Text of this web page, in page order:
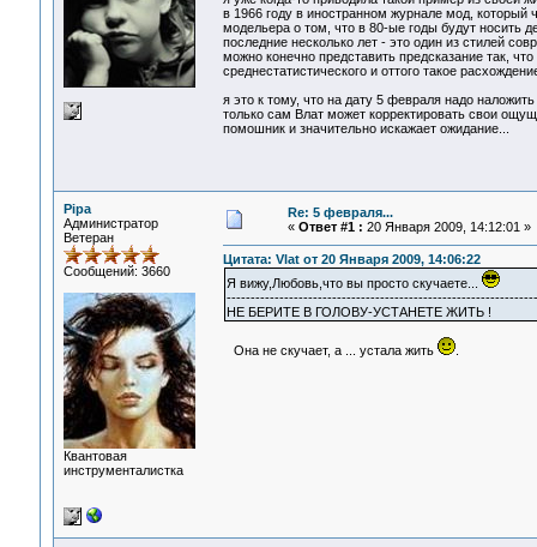
в 1966 году в иностранном журнале мод, который
модельера о том, что в 80-ые годы будут носить
последние несколько лет - это один из стилей
можно конечно представить предсказание так,
среднестатистического и оттого такое
я это к тому, что на дату 5 февраля надо
только сам Влат может корректировать свои
помошник и значительно искажает ожидание...
Pipa
Администратор
Ветеран
Сообщений: 3660
Квантовая
инструменталистка
Re: 5 февраля...
« Ответ #1 : 20 Января 2009, 14:12:01 »
Цитата: Vlat от 20 Января 2009, 14:06:22
Я вижу,Любовь,что вы просто скучаете...
НЕ БЕРИТЕ В ГОЛОВУ-УСТАНЕТЕ ЖИТЬ !
Она не скучает, а ... устала жить .